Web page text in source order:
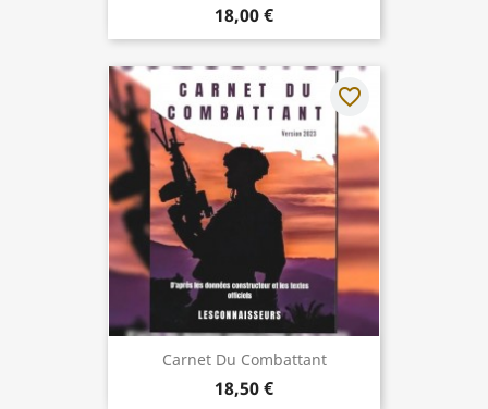
18,00 €
Carnet Du Combattant
18,50 €
favorite_border